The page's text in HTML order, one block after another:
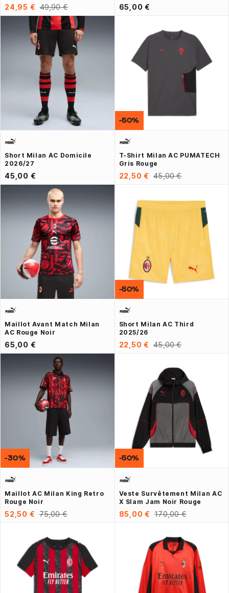
24,95 € 49,90 € 65,00 €
Short Milan AC Domicile
2026/27
45,00 €
T-Shirt Milan AC PUMATECH
Gris Rouge
22,50 € 45,00 €
-50%
Maillot Avant Match Milan
AC Rouge Noir
65,00 €
Short Milan AC Third
2025/26
22,50 € 45,00 €
-50%
Maillot AC Milan King Retro
Rouge Noir
52,50 € 75,00 €
-30%
Veste Survêtement Milan AC
X Slam Jam Noir Rouge
85,00 € 170,00 €
-50%